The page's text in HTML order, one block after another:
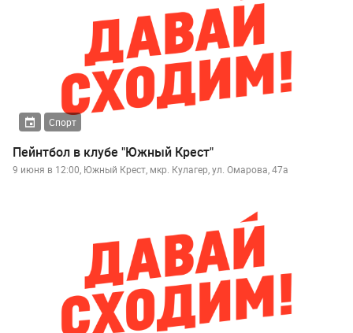
Спорт
Пейнтбол в клубе "Южный Крест"
9 июня в 12:00, Южный Крест, мкр. Кулагер, ул. Омарова, 47а